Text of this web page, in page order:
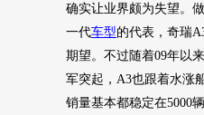
确实让业界颇为失望。
一代车型的代表， 奇瑞
期望。不过随着09年以
军突起，A3也跟着水涨
销量基本都稳定在5000